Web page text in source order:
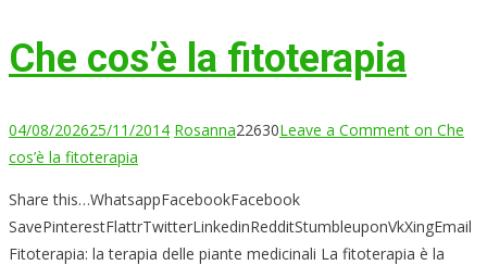
Che cos’è la fitoterapia
04/08/202625/11/2014 Rosanna22630Leave a Comment on Che
cos’è la fitoterapia
Share this…WhatsappFacebookFacebook
SavePinterestFlattrTwitterLinkedinRedditStumbleuponVkXingEmail
Fitoterapia: la terapia delle piante medicinali La fitoterapia è la